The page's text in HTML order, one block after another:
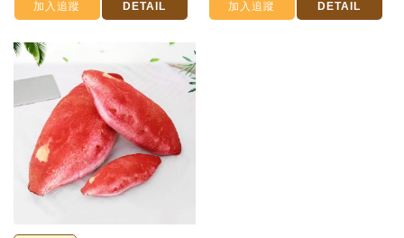
加入追蹤 DETAIL 加入追蹤 DETAIL